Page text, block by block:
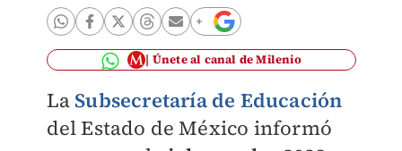
Únete al canal de Milenio
La Subsecretaría de Educación
del Estado de México informó